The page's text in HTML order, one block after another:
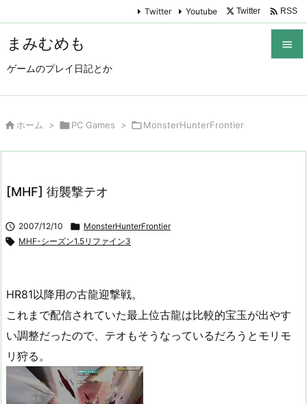
まみむめも
ゲームのプレイ日記とか

Twitter Youtube Twitter  RSS
 ホーム > PC Games > MonsterHunterFrontier
[MHF] 街襲撃テオ
 2007/12/10  MonsterHunterFrontier
 MHF-シーズン1.5リファイン3
HR81以降用の古龍迎撃戦。
これまで配信されていた最上位古龍は比較的宝玉が出やす
い調整だったので、テオもそうなっているだろうとモリモ
リ狩る。